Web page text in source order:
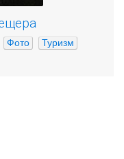
Фото Туризм